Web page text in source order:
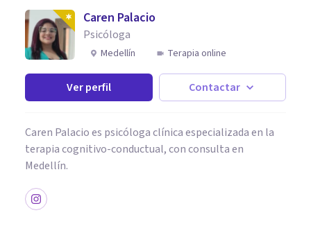
Caren Palacio
Psicóloga
Medellín Terapia online
Ver perfil Contactar
Caren Palacio es psicóloga clínica especializada en la
terapia cognitivo-conductual, con consulta en
Medellín.